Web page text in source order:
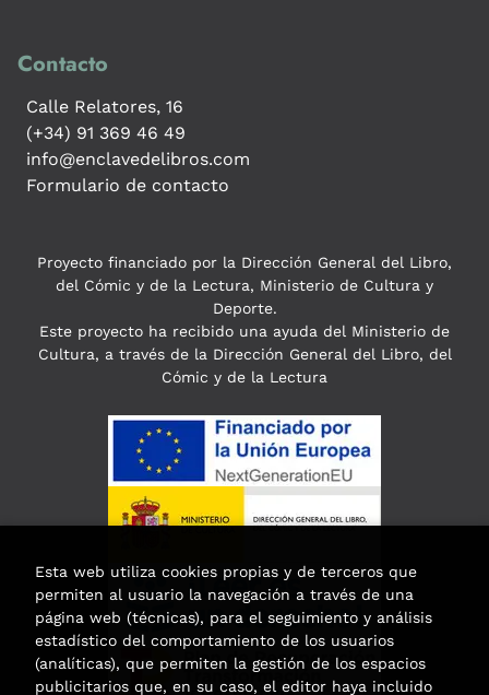
Contacto
Calle Relatores, 16
(+34) 91 369 46 49
info@enclavedelibros.com
Formulario de contacto
Proyecto financiado por la Dirección General del Libro,
del Cómic y de la Lectura, Ministerio de Cultura y
Deporte.
Este proyecto ha recibido una ayuda del Ministerio de
Cultura, a través de la Dirección General del Libro, del
Cómic y de la Lectura
Esta web utiliza cookies propias y de terceros que
permiten al usuario la navegación a través de una
página web (técnicas), para el seguimiento y análisis
estadístico del comportamiento de los usuarios
(analíticas), que permiten la gestión de los espacios
publicitarios que, en su caso, el editor haya incluido